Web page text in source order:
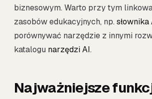
biznesowym. Warto przy tym
zasobów edukacyjnych, np. słownika
porównywać narzędzie z innymi
katalogu narzędzi AI.
Najważniejsze